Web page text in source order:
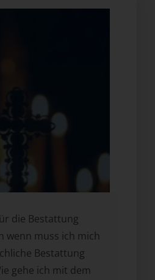
die Bestattung
wenn muss ich mich
Bestattung
gehe ich mit dem